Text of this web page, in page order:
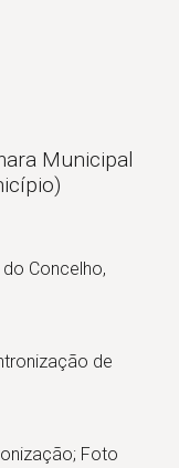
Municipal
Concelho,
de
Foto